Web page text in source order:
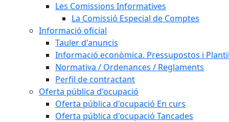
Les Comissions Informatives
La Comissió Especial de Comptes
Informació oficial
Tauler d'anuncis
Informació econòmica. Pressupostos i
Normativa / Ordenances / Reglaments
Perfil de contractant
Oferta pública d'ocupació
Oferta pública d'ocupació En curs
Oferta pública d'ocupació Tancades